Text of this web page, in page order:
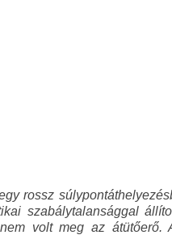
rossz
szabálytalansággal
volt meg az átütőerő.